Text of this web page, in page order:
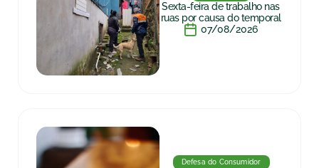
Sexta-feira de trabalho nas
ruas por causa do temporal
07/08/2026
Defesa do Consumidor